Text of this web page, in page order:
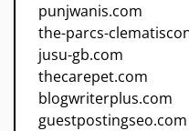
punjwanis.com
the-parcs-
jusu-gb.com
thecarepet.com
blogwriterplus.com
guestpostingseo.com